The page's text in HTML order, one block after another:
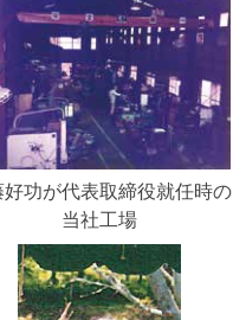
好功が代表取締役就任時の
当社工場